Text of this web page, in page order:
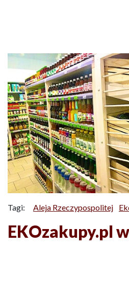
Tagi: Aleja Rzeczypospolitej
EKOzakupy.pl